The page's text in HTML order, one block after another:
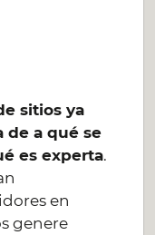
sitios ya
de a qué se
es experta.
en
genere